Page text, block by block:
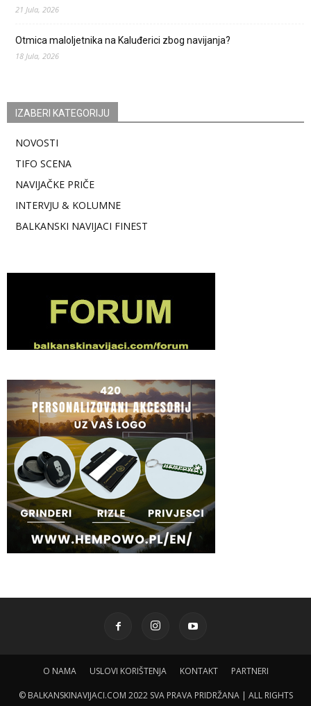
21 Jula, 2026
Otmica maloljetnika na Kaluđerici zbog navijanja?
18 Jula, 2026
IZABERI KATEGORIJU
NOVOSTI
TIFO SCENA
NAVIJAČKE PRIČE
INTERVJU & KOLUMNE
BALKANSKI NAVIJACI FINEST
O NAMA USLOVI KORIŠTENJA KONTAKT PARTNERI
© BALKANSKINAVIJACI.COM 2022 SVA PRAVA PRIDRŽANA | ALL RIGHTS